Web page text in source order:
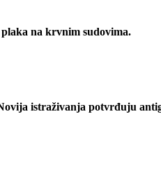
na krvnim sudovima.
istraživanja potvrđuju